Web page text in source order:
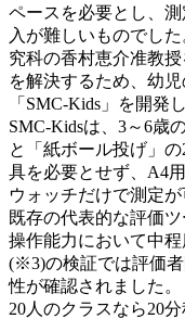
ペースを必要とし、
入が難しいものでし
究科の香村恵介准教
を解決するため、幼
「SMC-Kids」を開発
SMC-Kidsは、3～6歳
と「紙ボール投げ」
具を必要とせず、A4
ウォッチだけで測定
既存の代表的な評価
操作能力において中
(※3)の検証では評価
性が確認されました。
20人のクラスなら20